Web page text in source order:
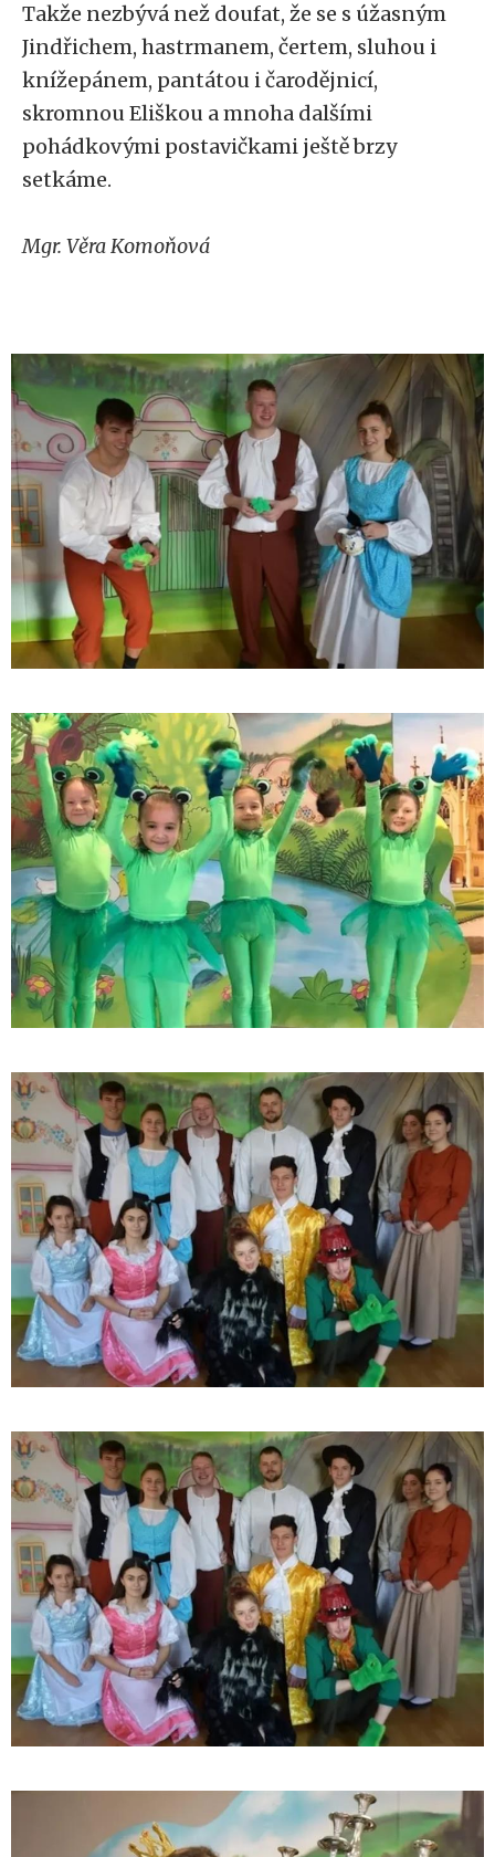
Takže nezbývá než doufat, že se s úžasným
Jindřichem, hastrmanem, čertem, sluhou i
knížepánem, pantátou i čarodějnicí,
skromnou Eliškou a mnoha dalšími
pohádkovými postavičkami ještě brzy
setkáme.
Mgr. Věra Komoňová